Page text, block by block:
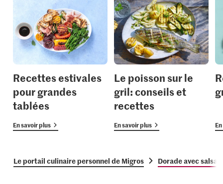
Recettes estivales
pour grandes
tablées
En savoir plus
Le poisson sur le
gril: conseils et
recettes
En savoir plus
Le portail culinaire personnel de Migros Dorade avec salsa